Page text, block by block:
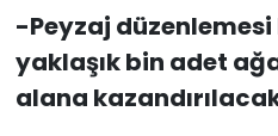
-Peyzaj
yaklaşık bin adet
alana